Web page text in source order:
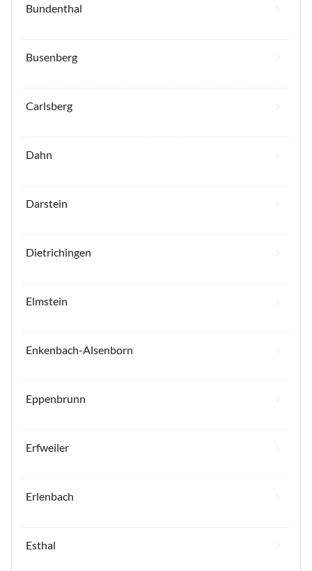
Bundenthal
Busenberg
Carlsberg
Dahn
Darstein
Dietrichingen
Elmstein
Enkenbach-Alsenborn
Eppenbrunn
Erfweiler
Erlenbach
Esthal